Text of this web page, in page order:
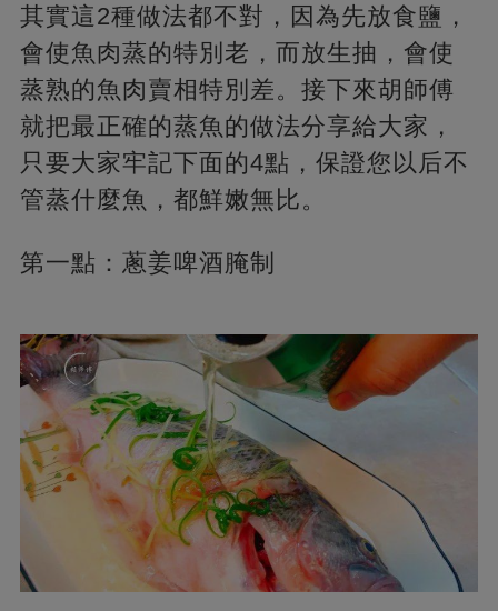
其實這2種做法都不對，因為先放食鹽，
會使魚肉蒸的特別老，而放生抽，會使
蒸熟的魚肉賣相特別差。接下來胡師傅
就把最正確的蒸魚的做法分享給大家，
只要大家牢記下面的4點，保證您以后不
管蒸什麼魚，都鮮嫩無比。
第一點：蔥姜啤酒腌制